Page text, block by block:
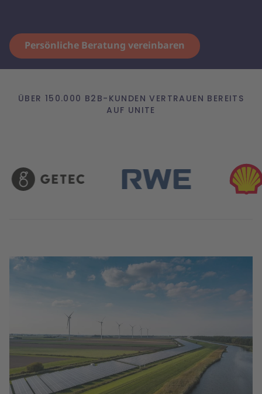
Persönliche Beratung vereinbaren
ÜBER 150.000 B2B-KUNDEN VERTRAUEN BEREITS
AUF UNITE